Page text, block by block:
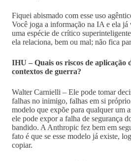
Fiquei abismado com esse uso
Você joga a informação na IA e ela já
uma espécie de crítico
ela relaciona, bem ou mal; não fica
IHU – Quais os riscos de aplicação
contextos de guerra?
Walter Carnielli – Ele pode tomar
falhas no inimigo, falhas em si
modelo que expõe para qualquer um
ele pode expor a falha de segurança
bandido. A Anthropic fez bem em
fato é que se esse modelo já existe,
copiar.